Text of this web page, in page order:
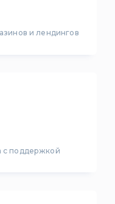
и лендингов
с поддержкой